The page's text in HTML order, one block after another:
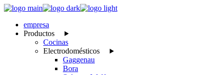
Skip
content
empresa
Productos
Cocinas
Electrodomésticos
Gaggenau
Bora